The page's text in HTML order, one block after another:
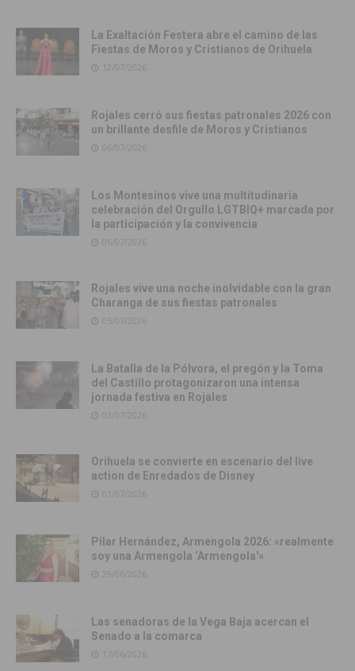
La Exaltación Festera abre el camino de las
Fiestas de Moros y Cristianos de Orihuela
12/07/2026
Rojales cerró sus fiestas patronales 2026 con
un brillante desfile de Moros y Cristianos
06/07/2026
Los Montesinos vive una multitudinaria
celebración del Orgullo LGTBIQ+ marcada por
la participación y la convivencia
06/07/2026
Rojales vive una noche inolvidable con la gran
Charanga de sus fiestas patronales
05/07/2026
La Batalla de la Pólvora, el pregón y la Toma
del Castillo protagonizaron una intensa
jornada festiva en Rojales
03/07/2026
Orihuela se convierte en escenario del live
action de Enredados de Disney
01/07/2026
Pilar Hernández, Armengola 2026: «realmente
soy una Armengola ‘Armengola'»
29/06/2026
Las senadoras de la Vega Baja acercan el
Senado a la comarca
17/06/2026